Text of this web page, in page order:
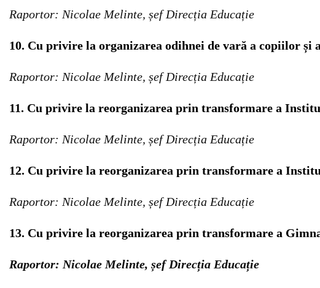
Raportor: Nicolae Melinte, șef Direcția Educație
10. Cu privire la organizarea odihnei de vară a copiilor și
Raportor: Nicolae Melinte, șef Direcția Educație
11. Cu privire la reorganizarea prin transformare a
Raportor: Nicolae Melinte, șef Direcția Educație
12. Cu privire la reorganizarea prin transformare a
Raportor: Nicolae Melinte, șef Direcția Educație
13. Cu privire la reorganizarea prin transformare a
Raportor: Nicolae Melinte, șef Direcția Educație